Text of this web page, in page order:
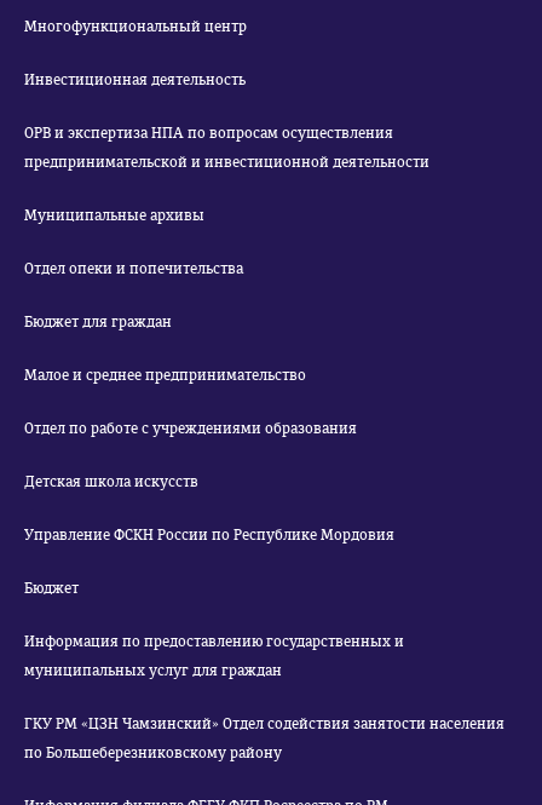
Многофункциональный центр
Инвестиционная деятельность
ОРВ и экспертиза НПА по вопросам осуществления
предпринимательской и инвестиционной деятельности
Муниципальные архивы
Отдел опеки и попечительства
Бюджет для граждан
Малое и среднее предпринимательство
Отдел по работе с учреждениями образования
Детская школа искусств
Управление ФСКН России по Республике Мордовия
Бюджет
Информация по предоставлению государственных и
муниципальных услуг для граждан
ГКУ РМ «ЦЗН Чамзинский» Отдел содействия занятости населения
по Большеберезниковскому району